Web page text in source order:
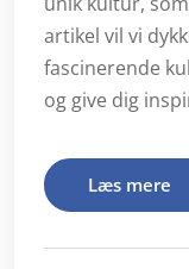
artikel vil vi
fascinerende
og give dig
Læs mere